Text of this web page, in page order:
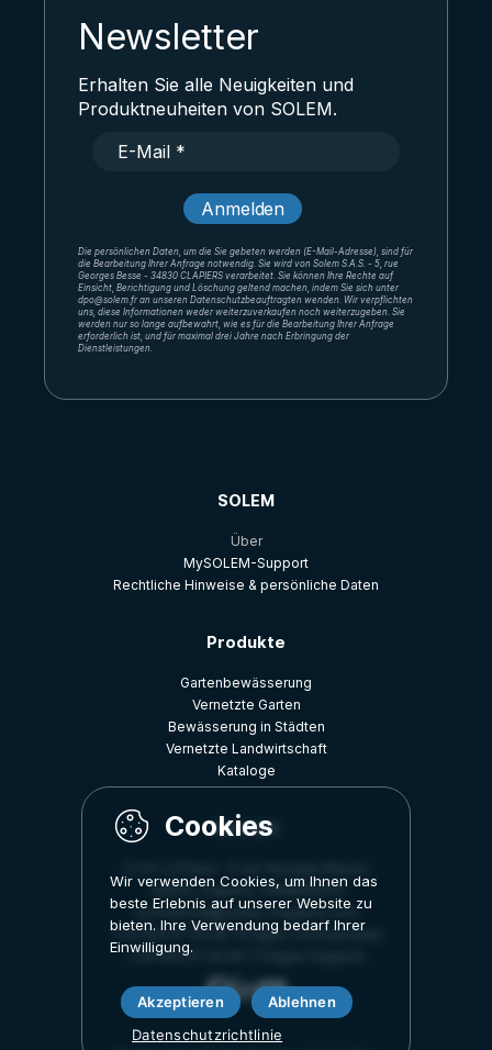
Newsletter
Erhalten Sie alle Neuigkeiten und
Produktneuheiten von SOLEM.
Die persönlichen Daten, um die Sie gebeten werden (E-Mail-Adresse), sind für
die Bearbeitung Ihrer Anfrage notwendig. Sie wird von Solem S.A.S. - 5, rue
Georges Besse - 34830 CLAPIERS verarbeitet. Sie können Ihre Rechte auf
Einsicht, Berichtigung und Löschung geltend machen, indem Sie sich unter
dpo@solem.fr an unseren Datenschutzbeauftragten wenden. Wir verpflichten
uns, diese Informationen weder weiterzuverkaufen noch weiterzugeben. Sie
werden nur so lange aufbewahrt, wie es für die Bearbeitung Ihrer Anfrage
erforderlich ist, und für maximal drei Jahre nach Erbringung der
Dienstleistungen.
SOLEM
Über
MySOLEM-Support
Rechtliche Hinweise & persönliche Daten
Produkte
Gartenbewässerung
Vernetzte Garten
Bewässerung in Städten
Vernetzte Landwirtschaft
Kataloge
Kontakt
34830, Clapiers, FRANKREICH
commercial@solem-irrigation.com
+33 (0)4 67 59 99 75 (ligne Commerciale)
+33 (0)4 67 59 99 73 (ligne Support)
Wir verwenden Cookies, um Ihnen das
beste Erlebnis auf unserer Website zu
bieten. Ihre Verwendung bedarf Ihrer
Einwilligung.
Akzeptieren
Ablehnen
Datenschutzrichtlinie